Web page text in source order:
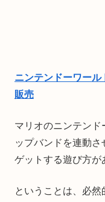
ニンテンドーワー
販売
マリオのニンテン
ップバンドを連動
ゲットする遊び方が
ということは、必然